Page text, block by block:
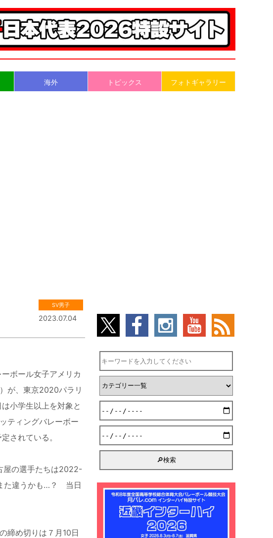
海外 トピックス フォトギャラリー
SV男子
2023.07.04
ボール女子アメリカ
が、東京2020パラリ
小学生以上を対象と
ティングバレーボー
されている。
屋の選手たちは2022-
た違うかも…？ 当日
締め切りは７月10日